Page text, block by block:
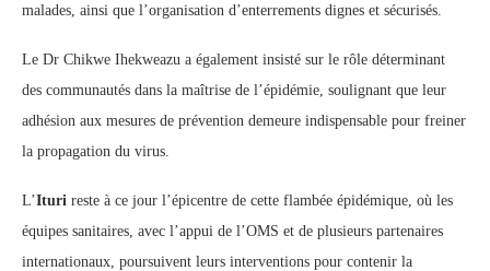
malades, ainsi que l’organisation d’enterrements dignes et sécurisés.
Le Dr Chikwe Ihekweazu a également insisté sur le rôle déterminant
des communautés dans la maîtrise de l’épidémie, soulignant que leur
adhésion aux mesures de prévention demeure indispensable pour freiner
la propagation du virus.
L’Ituri reste à ce jour l’épicentre de cette flambée épidémique, où les
équipes sanitaires, avec l’appui de l’OMS et de plusieurs partenaires
internationaux, poursuivent leurs interventions pour contenir la